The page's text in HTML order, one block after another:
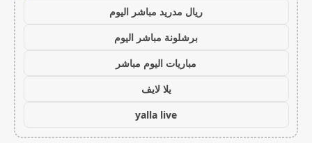
ريال مدريد مباشر اليوم
برشلونة مباشر اليوم
مباريات اليوم مباشر
يلا لايف
yalla live